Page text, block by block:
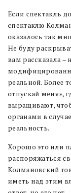
Если спектакль
спектаклю
оказалось так
Не буду
вам рассказала –
реальной. Более
отпускай меня»,
выращивают,
органами в
реальность.
Хорошо это или
распоряжаться
Колмановский
иметь над этим